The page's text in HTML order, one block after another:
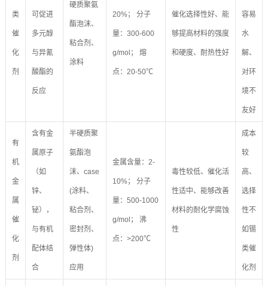
类
催
化
剂
可促进
多元醇
与异氰
酸酯的
反应
硬质聚氨
酯泡沫、
粘合剂、
涂料
20%； 分子
量：300-600
g/mol； 熔
点：20-50℃
催化选择性好、能
够提高材料的强度
和硬度、耐热性好
容易
水
解、
对环
境不
友好
有
机
金
属
催
化
剂
含有金
属原子
（如
锌、
铋），
与有机
配体结
合
半硬质聚
氨酯泡
沫、case
(涂料、
粘合剂、
密封剂、
弹性体)
应用
金属含量：2-
10%； 分子
量：500-1000
g/mol； 沸
点：>200℃
毒性较低、催化活
性适中、能够改善
材料的耐化学腐蚀
性
成本
较
高、
选择
性不
如锡
类催
化剂